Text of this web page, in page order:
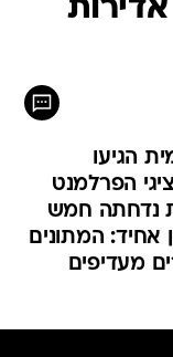
אדירות
הגיעו
הפרלמנט
נדחתה חמש
אחיד: המתונים
מעדיפים